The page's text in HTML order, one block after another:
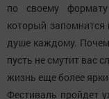
по своему
который запомнится
душе каждому.
пусть не смутит вас
жизнь еще более
Фестиваль пройдет